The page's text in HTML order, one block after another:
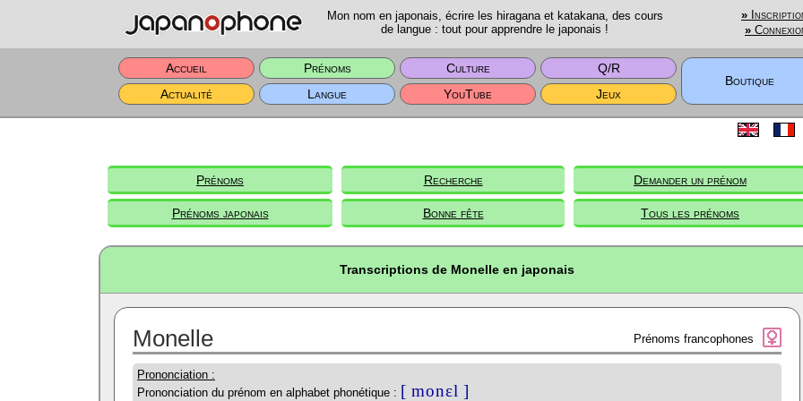
Mon nom en japonais, écrire les hiragana et katakana, des cours
de langue : tout pour apprendre le japonais !
»
»
Accueil Prénoms Culture
Q/R
Boutique
Actualité
Langue YouTube Jeux
Prénoms Recherche Demander un prénom
Prénoms japonais Bonne fête Tous les prénoms
Transcriptions de Monelle en japonais
Monelle Prénoms francophones
Prononciation :
Prononciation du prénom en alphabet phonétique : [ monɛl ]